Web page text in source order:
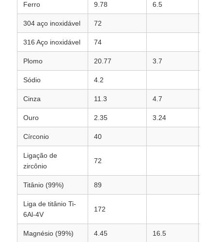
Ferro 9.78 6.5
304 aço inoxidável 72
316 Aço inoxidável 74
Plomo 20.77 3.7
Sódio 4.2
Cinza 11.3 4.7
Ouro 2.35 3.24
Círconio 40
Ligação de
zircônio
72
Titânio (99%) 89
Liga de titânio Ti-
6Al-4V
172
Magnésio (99%) 4.45 16.5